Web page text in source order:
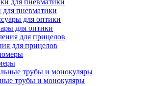
пневматики
для оптики
для прицелов
трубы и монокуляры